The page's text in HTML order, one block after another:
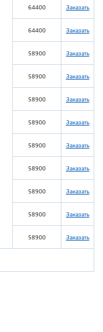
64400 Заказать
64400 Заказать
58900 Заказать
58900 Заказать
58900 Заказать
58900 Заказать
58900 Заказать
58900 Заказать
58900 Заказать
58900 Заказать
58900 Заказать